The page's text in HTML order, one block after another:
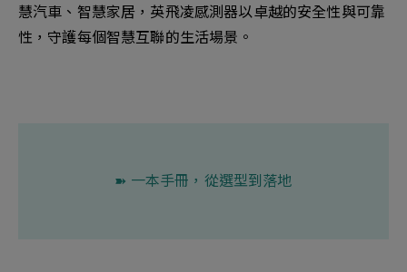
慧汽車、智慧家居，英飛凌感測器以卓越的安全性與可靠
性，守護每個智慧互聯的生活場景。
➽ 一本手冊，從選型到落地